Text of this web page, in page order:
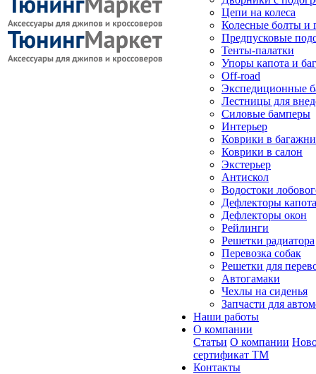
Цепи на колеса
Колесные болты и
Предпусковые
Тенты-палатки
Упоры капота и
Off-road
Экспедиционные
Лестницы для
Силовые бамперы
Интерьер
Коврики в
Коврики в салон
Экстерьер
Антискол
Водостоки
Дефлекторы капота
Дефлекторы окон
Рейлинги
Решетки радиатора
Перевозка собак
Решетки для
Автогамаки
Чехлы на сиденья
Запчасти для
Наши работы
О компании
Статьи О компании
сертификат ТМ
Контакты